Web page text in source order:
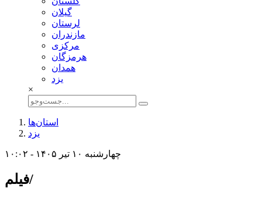
گيلان
لرستان
مازندران
مركزی
هرمزگان
همدان
يزد
×
استان‌ها
يزد
چهارشنبه ۱۰ تیر ۱۴۰۵ - ۱۰:۰۲
فیلم/